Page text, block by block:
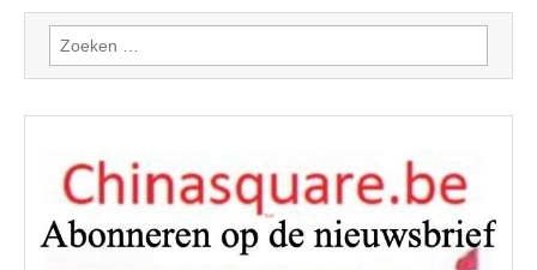
Zoeken
naar: